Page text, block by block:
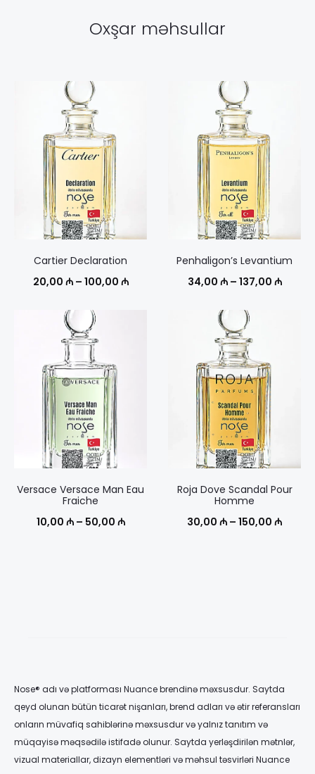
Oxşar məhsullar
Cartier Declaration
20,00 ₼ – 100,00 ₼Диапазон
Penhaligon’s Levantium
34,00 ₼ – 137,00 ₼
Versace Versace Man Eau
Fraiche
10,00 ₼ – 50,00 ₼Диапазон
Roja Dove Scandal Pour
Homme
30,00 ₼ – 150,00 ₼
Nose® adı və platforması Nuance brendinə məxsusdur. Saytda
qeyd olunan bütün ticarət nişanları, brend adları və ətir referansları
onların müvafiq sahiblərinə məxsusdur və yalnız tanıtım və
müqayisə məqsədilə istifadə olunur. Saytda yerləşdirilən mətnlər,
vizual materiallar, dizayn elementləri və məhsul təsvirləri Nuance